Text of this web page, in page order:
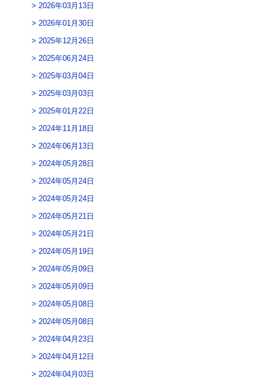
2026年03月13日
2026年01月30日
2025年12月26日
2025年06月24日
2025年03月04日
2025年03月03日
2025年01月22日
2024年11月18日
2024年06月13日
2024年05月28日
2024年05月24日
2024年05月24日
2024年05月21日
2024年05月21日
2024年05月19日
2024年05月09日
2024年05月09日
2024年05月08日
2024年05月08日
2024年04月23日
2024年04月12日
2024年04月03日